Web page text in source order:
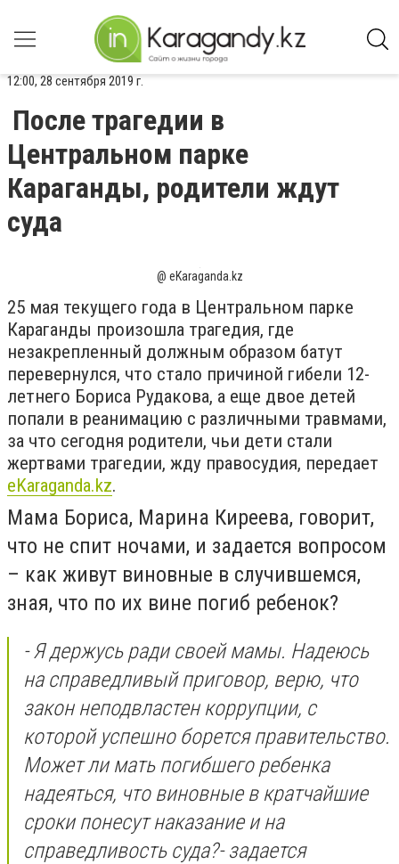
12:00, 28 сентября 2019 г.
После трагедии в
Центральном парке
Караганды, родители ждут
суда
@ еKaraganda.kz
25 мая текущего года в Центральном парке
Караганды произошла трагедия, где
незакрепленный должным образом батут
перевернулся, что стало причиной гибели 12-
летнего Бориса Рудакова, а еще двое детей
попали в реанимацию с различными травмами,
за что сегодня родители, чьи дети стали
жертвами трагедии, жду правосудия, передает
еKaraganda.kz.
Мама Бориса, Марина Киреева, говорит,
что не спит ночами, и задается вопросом
– как живут виновные в случившемся,
зная, что по их вине погиб ребенок?
- Я держусь ради своей мамы. Надеюсь
на справедливый приговор, верю, что
закон неподвластен коррупции, с
которой успешно борется правительство.
Может ли мать погибшего ребенка
надеяться, что виновные в кратчайшие
сроки понесут наказание и на
справедливость суда?- задается